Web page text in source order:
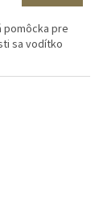
pomôcka pre
sa vodítko